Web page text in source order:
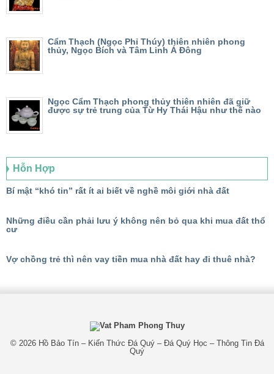
Cẩm Thạch (Ngọc Phỉ Thúy) thiên nhiên phong
thủy, Ngọc Bích và Tâm Linh Á Đông
Ngọc Cẩm Thạch phong thủy thiên nhiên đã giữ
được sự trẻ trung của Từ Hy Thái Hậu như thế nào
Hỗn Hợp
Bí mật “khó tin” rất ít ai biết về nghề môi giới nhà đất
Những điều cần phải lưu ý không nên bỏ qua khi mua đất thổ
cư
Vợ chồng trẻ thì nên vay tiền mua nhà đất hay đi thuê nhà?
© 2026 Hồ Bảo Tín – Kiến Thức Đá Quý – Đá Quý Học – Thông Tin Đá
Quý